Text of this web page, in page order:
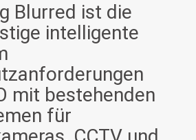
Blurred ist die
intelligente
mit bestehenden
für